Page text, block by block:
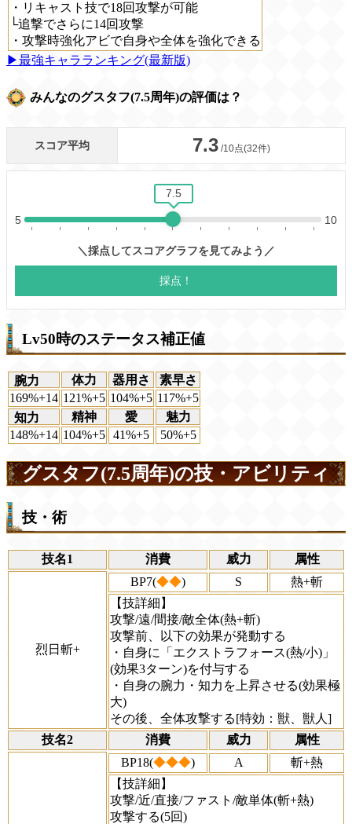
・リキャスト技で18回攻撃が可能
└追撃でさらに14回攻撃
・攻撃時強化アビで自身や全体を強化できる
▶最強キャラランキング(最新版)
みんなのグスタフ(7.5周年)の評価は？
Lv50時のステータス補正値
腕力 体力 器用さ
素早さ
169%+14 121%+5 104%+5 117%+5
知力
精神 愛
魅力
148%+14 104%+5 41%+5 50%+5
グスタフ(7.5周年)の技・アビリティ
技・術
技名1 消費 威力 属性
烈日斬+
BP7(◆◆) S
熱+斬
【技詳細】
攻撃/遠/間接/敵全体(熱+斬)
攻撃前、以下の効果が発動する
・自身に「エクストラフォース(熱/小)」
(効果3ターン)を付与する
・自身の腕力・知力を上昇させる(効果極
大)
その後、全体攻撃する[特効：獣、獣人]
技名2
消費 威力 属性
BP18(◆◆◆) A
斬+熱
【技詳細】
攻撃/近/直接/ファスト/敵単体(斬+熱)
攻撃する(5回)